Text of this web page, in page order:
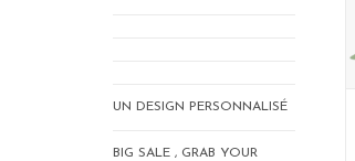
UN DESIGN PERSONNALISÉ
BIG SALE , GRAB YOUR